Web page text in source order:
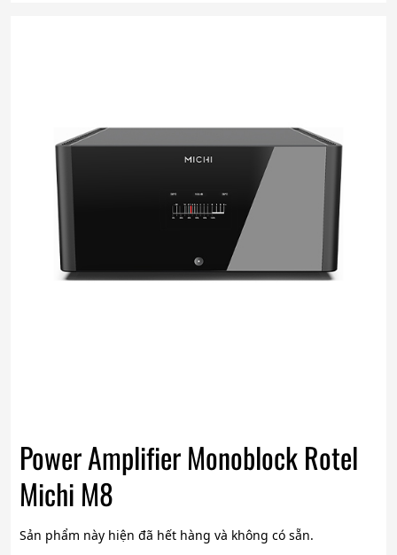
Power Amplifier Monoblock Rotel
Michi M8
Sản phẩm này hiện đã hết hàng và không có sẵn.